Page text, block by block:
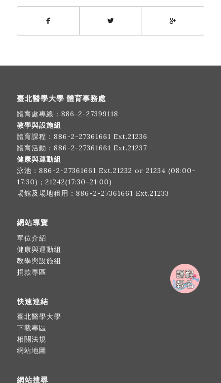
臺北醫學大學 體育事務處
體育處專線： 886-2-27399118
教學與設施組
體育課程： 886-2-27361661 Ext.21236
體育活動： 886-2-27361661 Ext.21237
健康與運動組
泳池： 886-2-27361661 Ext.21232 or 21234 (08:00-
17:30)；21242(17:30-21:00)
場館及場地租用： 886-2-27361661 Ext.21233
網站導覽
單位介紹
健康與運動組
教學與設施組
捐款專區
快速連結
臺北醫學大學
下載專區
相關法規
網站地圖
網站搜尋